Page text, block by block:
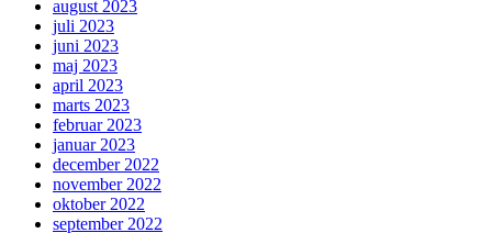
august 2023
juli 2023
juni 2023
maj 2023
april 2023
marts 2023
februar 2023
januar 2023
december 2022
november 2022
oktober 2022
september 2022